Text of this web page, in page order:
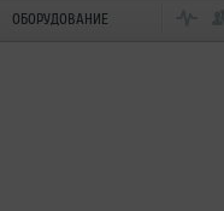
ОБОРУДОВАНИЕ